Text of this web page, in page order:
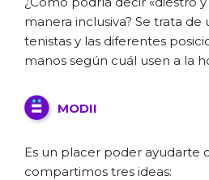
manera inclusiva? Se trata de
tenistas y las diferentes
manos según cuál usen a la
MODII
Es un placer poder ayudarte
compartimos tres ideas: